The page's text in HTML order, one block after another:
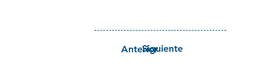
Siguiente
Anterior